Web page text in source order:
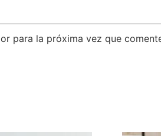
para la próxima vez que